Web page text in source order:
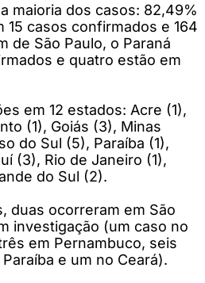
maioria dos casos: 82,49%
15 casos confirmados e 164
de São Paulo, o Paraná
e quatro estão em
em 12 estados: Acre (1),
(1), Goiás (3), Minas
do Sul (5), Paraíba (1),
(3), Rio de Janeiro (1),
do Sul (2).
duas ocorreram em São
investigação (um caso no
em Pernambuco, seis
e um no Ceará).